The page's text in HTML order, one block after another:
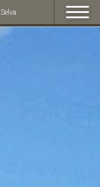
Selva